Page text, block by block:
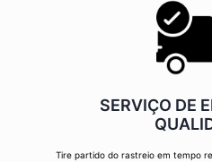
SERVIÇO DE
Tire partido do rastreio em tempo